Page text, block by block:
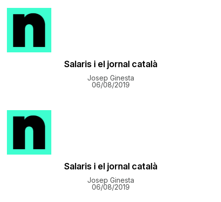
​Salaris i el jornal català
Josep Ginesta
06/08/2019
​Salaris i el jornal català
Josep Ginesta
06/08/2019